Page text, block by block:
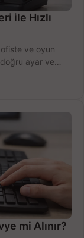
ile Hızlı
ve oyun
doğru ayar ve
mi Alınır?